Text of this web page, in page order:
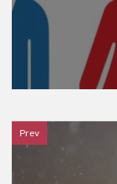
Prev